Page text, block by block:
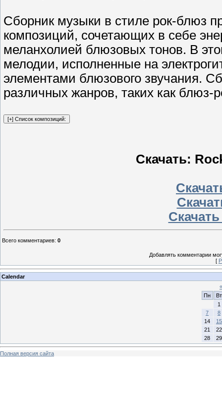
Сборник музыки в стиле рок-блюз
композиций, сочетающих в себе
меланхолией блюзовых тонов. В
мелодии, исполненные на
элементами блюзового звучания.
различных жанров, таких как блюз-
Скачать:
Всего комментариев: 0
Добавлять комментарии
[
Calendar
«
Пн
Вт
1
7
8
14
15
21
22
28
29
Полная версия сайта